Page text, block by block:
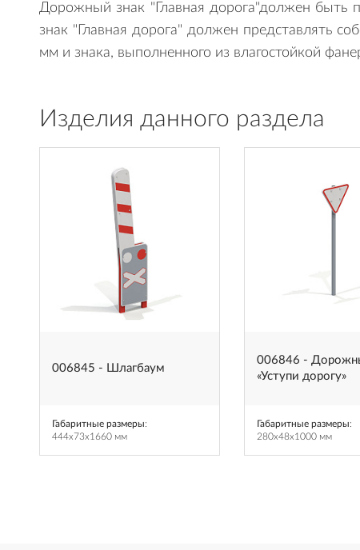
Дорожный знак "Главная дорога"должен быть
знак "Главная дорога" должен представлять
мм и знака, выполненного из влагостойкой
Изделия данного раздела
006845 - Шлагбаум
Габаритные размеры:
444x73x1660 мм
006846 -
«Уступи дорогу»
Габаритные размеры:
280x48x1000 мм